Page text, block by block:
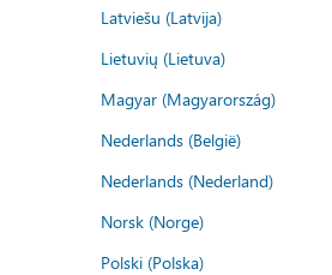
Latviešu (Latvija)
Lietuvių (Lietuva)
Magyar (Magyarország)
Nederlands (België)
Nederlands (Nederland)
Norsk (Norge)
Polski (Polska)